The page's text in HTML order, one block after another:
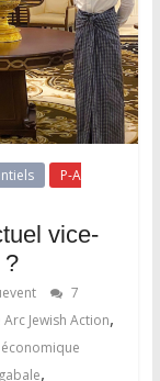
P-A
vice-
?
7
Jewish Action,
,